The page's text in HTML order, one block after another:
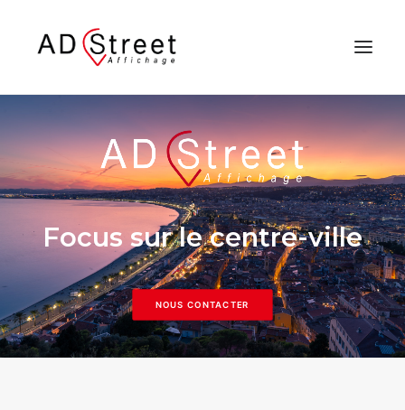
QUI SOMMES NOUS
NOTRE PRODUIT
IMPLANTATION DES RÉSEAUX
ILS NOUS ONT FAIT CONFIANCE
CONTACT
Focus sur le centre-ville
NOUS CONTACTER